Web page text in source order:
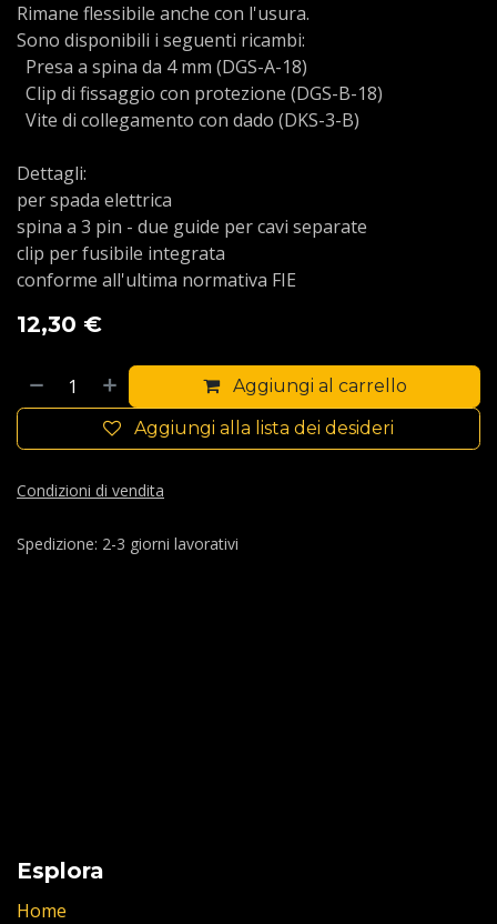
Rimane flessibile anche con l'usura.
Sono disponibili i seguenti ricambi:
Presa a spina da 4 mm (DGS-A-18)
Clip di fissaggio con protezione (DGS-B-18)
Vite di collegamento con dado (DKS-3-B)
Dettagli:
per spada elettrica
spina a 3 pin - due guide per cavi separate
clip per fusibile integrata
conforme all'ultima normativa FIE
12,30 €
Aggiungi al carrello
Aggiungi alla lista dei desideri
Condizioni di vendita
Spedizione: 2-3 giorni lavorativi
Esplora
Home